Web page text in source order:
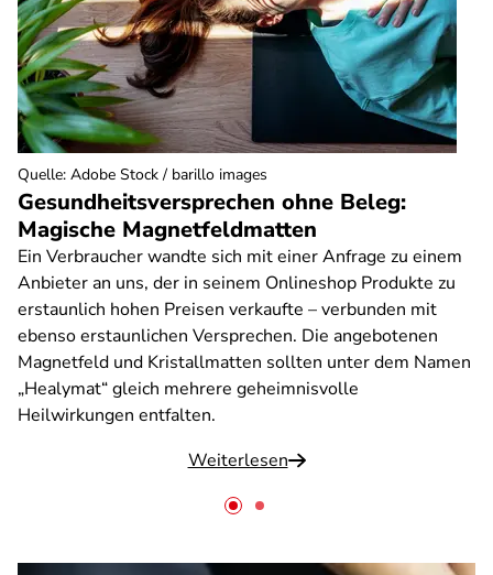
Gesundheitsversprechen ohne Beleg:
Magische Magnetfeldmatten
Ein Verbraucher wandte sich mit einer Anfrage zu einem
Anbieter an uns, der in seinem Onlineshop Produkte zu
erstaunlich hohen Preisen verkaufte – verbunden mit
ebenso erstaunlichen Versprechen. Die angebotenen
Magnetfeld­ und Kristallmatten sollten unter dem Namen
„Healymat“ gleich mehrere geheimnisvolle
Heilwirkungen entfalten.
Weiterlesen
Quelle: Adobe Stock / barillo images